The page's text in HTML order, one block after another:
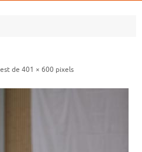
de 401 × 600 pixels